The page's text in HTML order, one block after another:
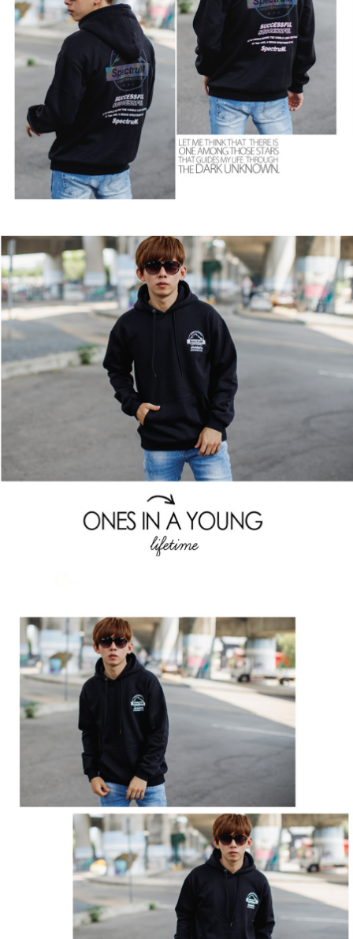
後付繳納相關費用。
※ 交易是否成功請以「AFTEE先享後付 」之結帳頁面顯示為準，若有關於
是否繳費成功／繳費後需取消欲退款等相關疑問，請聯繫「AFTEE先享後付
客戶支援中心」
https://netprotections.freshdesk.com/support/home
【注意事項】
１．透過由恩沛科技股份有限公司提供之「AFTEE先享後付」服務完成之交
易，需依本服務之必要範圍內提供個人資料，並將交易相關給付款項請求債
權轉讓予恩沛科技股份有限公司。
２．關於個人資料處理事宜，請瀏覽以下網址：
https://aftee.tw/terms/#terms3
３．未成年的使用者請事先徵得法定代理人或監護人之同意方可使用
「AFTEE先享後付」，若未經同意申辦者引起之損失，本公司不負相關責
請求用戶進行身份認證。
５．嚴禁一人註冊多個帳號或使用他人資訊註冊。若發現惡意使用之情形，
恩沛科技股份有限公司將有權停止該用戶之使用額度並採取法律行動。
先付款後7-11取貨
每筆NT$80，滿NT$1,800(含以上)免運費
每筆NT$120，滿NT$3,000(含以上)免運費